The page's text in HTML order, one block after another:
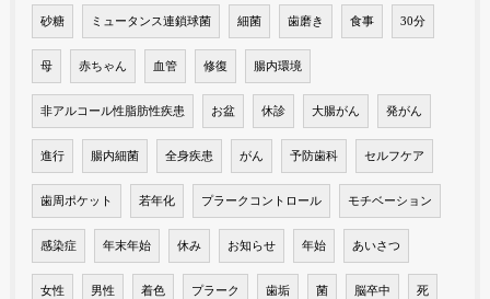
砂糖 ミュータンス連鎖球菌 細菌 歯磨き 食事 30分
母 赤ちゃん 血管 修復 腸内環境
非アルコール性脂肪性疾患 お盆 休診 大腸がん 発がん
進行 腸内細菌 全身疾患 がん 予防歯科 セルフケア
歯周ポケット 若年化 プラークコントロール モチベーション
感染症 年末年始 休み お知らせ 年始 あいさつ
女性 男性 着色 プラーク 歯垢 菌 脳卒中 死